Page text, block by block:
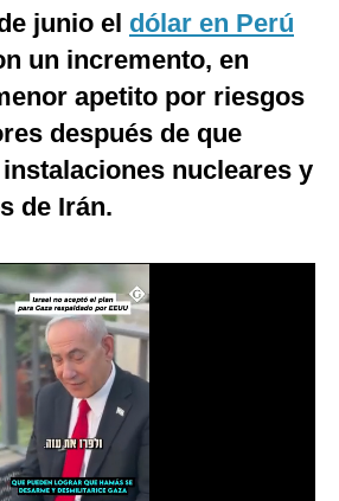
junio el dólar en Perú
un incremento, en
apetito por riesgos
después de que
nucleares y
de Irán.